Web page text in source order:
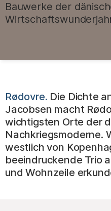
Bauwerke der
Rødovre. Die Dichte
Jacobsen macht
wichtigsten Orte der
Nachkriegsmoderne.
westlich von
beeindruckende Trio
und Wohnzeile